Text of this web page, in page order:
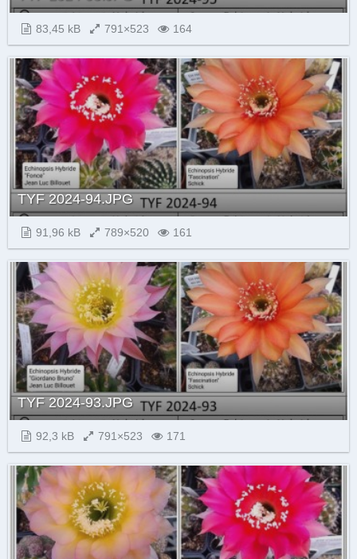
83,45 kB 791×523 164
TYF 2024-94.JPG
91,96 kB 789×520 161
TYF 2024-93.JPG
92,3 kB 791×523 171